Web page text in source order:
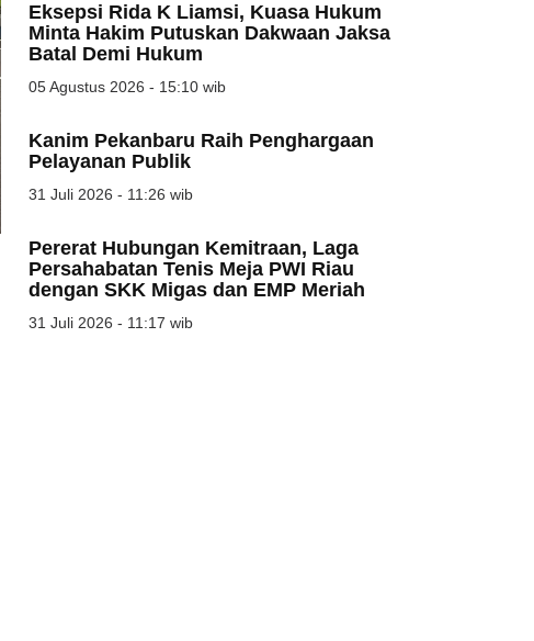
Eksepsi Rida K Liamsi, Kuasa Hukum
Minta Hakim Putuskan Dakwaan Jaksa
Batal Demi Hukum
05 Agustus 2026 - 15:10 wib
Kanim Pekanbaru Raih Penghargaan
Pelayanan Publik
31 Juli 2026 - 11:26 wib
Pererat Hubungan Kemitraan, Laga
Persahabatan Tenis Meja PWI Riau
dengan SKK Migas dan EMP Meriah
31 Juli 2026 - 11:17 wib